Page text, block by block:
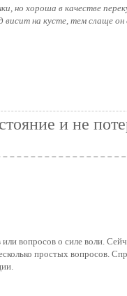
но хороша в качестве
на кусте, тем слаще он
и не
вопросов о силе воли.
простых вопросов.